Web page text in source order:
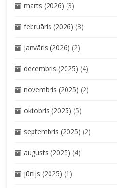
marts (2026) (3)
februāris (2026) (3)
janvāris (2026) (2)
decembris (2025) (4)
novembris (2025) (2)
oktobris (2025) (5)
septembris (2025) (2)
augusts (2025) (4)
jūnijs (2025) (1)